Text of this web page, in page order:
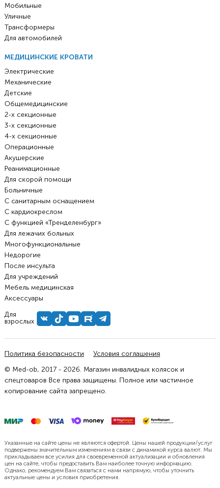
Мобильные
Уличные
Трансформеры
Для автомобилей
МЕДИЦИНСКИЕ КРОВАТИ
Электрические
Механические
Детские
Общемедицинские
2-х секционные
3-х секционные
4-х секционные
Операционные
Акушерские
Реанимационные
Для скорой помощи
Больничные
С санитарным оснащением
С кардиокреслом
С функцией «Тренделенбург»
Для лежачих больных
Многофункциональные
Недорогие
После инсульта
Для учреждений
Мебель медицинская
Аксессуары
Для
взрослых
Политика безопасности
Условия соглашения
© Med-ob, 2017 - 2026. Магазин инвалидных колясок и
спецтоваров Все права защищены. Полное или частичное
копирование сайта запрещено.
Указанные на сайте цены не являются офертой. Цены нашей продукции/услуг
подвержены значительным изменениям в связи с динамикой курса валют. Мы
прикладываем все усилия для своевременной актуализации и обновления
цен на сайте, чтобы предоставить Вам наиболее точную информацию.
Однако, рекомендуем Вам связаться с нами напрямую, чтобы уточнить
актуальные цены и условия приобретения.